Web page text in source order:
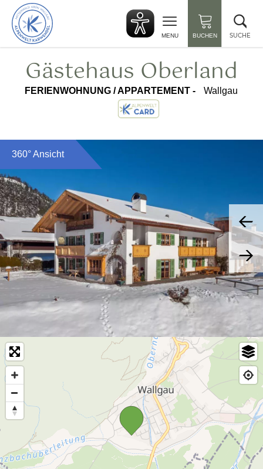
zurück
zur
Startseite
MENU BUCHEN SUCHE
Gästehaus Oberland
FERIENWOHNUNG / APPARTEMENT - Wallgau
360° Ansicht